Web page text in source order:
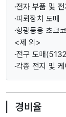
·전자 부품 및
·피뢰장치 도매
·형광등용 초크
<제 외>
·전구 도매
·각종 전지 및
경비율